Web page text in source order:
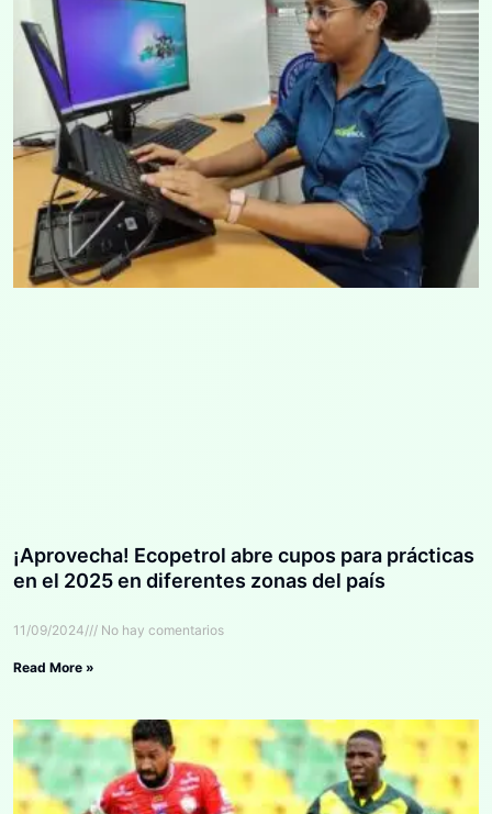
¡Aprovecha! Ecopetrol abre cupos para prácticas
en el 2025 en diferentes zonas del país
11/09/2024 No hay comentarios
Read More »